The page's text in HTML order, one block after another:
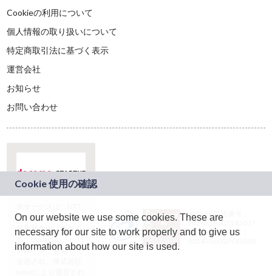
Cookieの利用について
個人情報の取り扱いについて
特定商取引法に基づく表示
運営会社
お知らせ
お問い合わせ
ドコモグループの新
規事業創出プログラ
ム「docomo
STARTUP」を通じて
JASRAC許諾番号：
9024936001Y45037
JASRAC許諾番号：
On our website we use some cookies. These are
necessary for our site to work properly and to give us
information about how our site is used.